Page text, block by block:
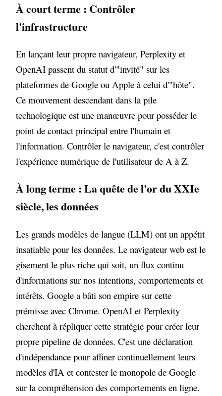
À court terme : Contrôler
l'infrastructure
En lançant leur propre navigateur, Perplexity et
OpenAI passent du statut d'"invité" sur les
plateformes de Google ou Apple à celui d'"hôte".
Ce mouvement descendant dans la pile
technologique est une manœuvre pour posséder le
point de contact principal entre l'humain et
l'information. Contrôler le navigateur, c'est contrôler
l'expérience numérique de l'utilisateur de A à Z.
À long terme : La quête de l'or du XXIe
siècle, les données
Les grands modèles de langue (LLM) ont un appétit
insatiable pour les données. Le navigateur web est le
gisement le plus riche qui soit, un flux continu
d'informations sur nos intentions, comportements et
intérêts. Google a bâti son empire sur cette
prémisse avec Chrome. OpenAI et Perplexity
cherchent à répliquer cette stratégie pour créer leur
propre pipeline de données. C'est une déclaration
d'indépendance pour affiner continuellement leurs
modèles d'IA et contester le monopole de Google
sur la compréhension des comportements en ligne.